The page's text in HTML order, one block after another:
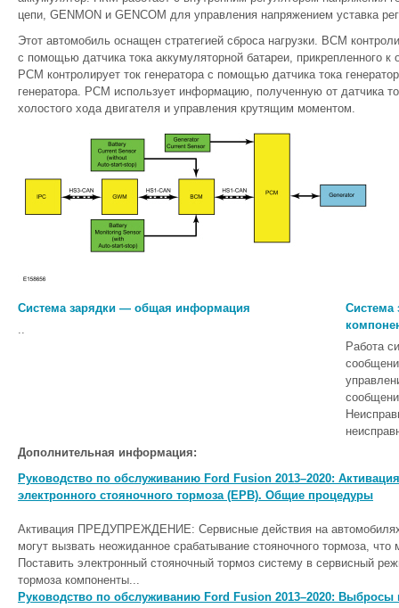
цепи, GENMON и GENCOM для управления напряжением уставка
Этот автомобиль оснащен стратегией сброса нагрузки. BCM
с помощью датчика тока аккумуляторной батареи, прикрепленного
PCM контролирует ток генератора с помощью датчика тока
генератора. PCM использует информацию, полученную от датчика
холостого хода двигателя и управления крутящим моментом.
Система зарядки — общая информация
..
Система
Работа
Дополнительная информация:
Руководство по обслуживанию Ford Fusion 2013–2020:
электронного стояночного тормоза (EPB). Общие процедуры
Активация ПРЕДУПРЕЖДЕНИЕ: Сервисные действия на автомобилях
могут вызвать неожиданное срабатывание стояночного тормоза,
Поставить электронный стояночный тормоз систему в сервисный
тормоза компоненты...
Руководство по обслуживанию Ford Fusion 2013–2020: